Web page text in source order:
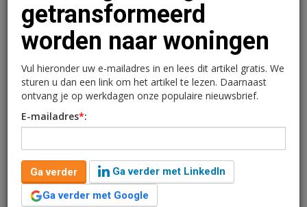
Voormalig bankgebouw in
Driebergen mag
getransformeerd worden
naar woningen
Het college van burgemeester en wethouders van de
gemeente Utrechtse Heuvelrug heeft de vergunning
getransformeerd
worden naar woningen
Vul hieronder uw e-mailadres in en lees dit artikel gratis. We
sturen u dan een link om het artikel te lezen. Daarnaast
ontvang je op werkdagen onze populaire nieuwsbrief.
E-mailadres*:
Ga verder
Ga verder met LinkedIn
Ga verder met Google